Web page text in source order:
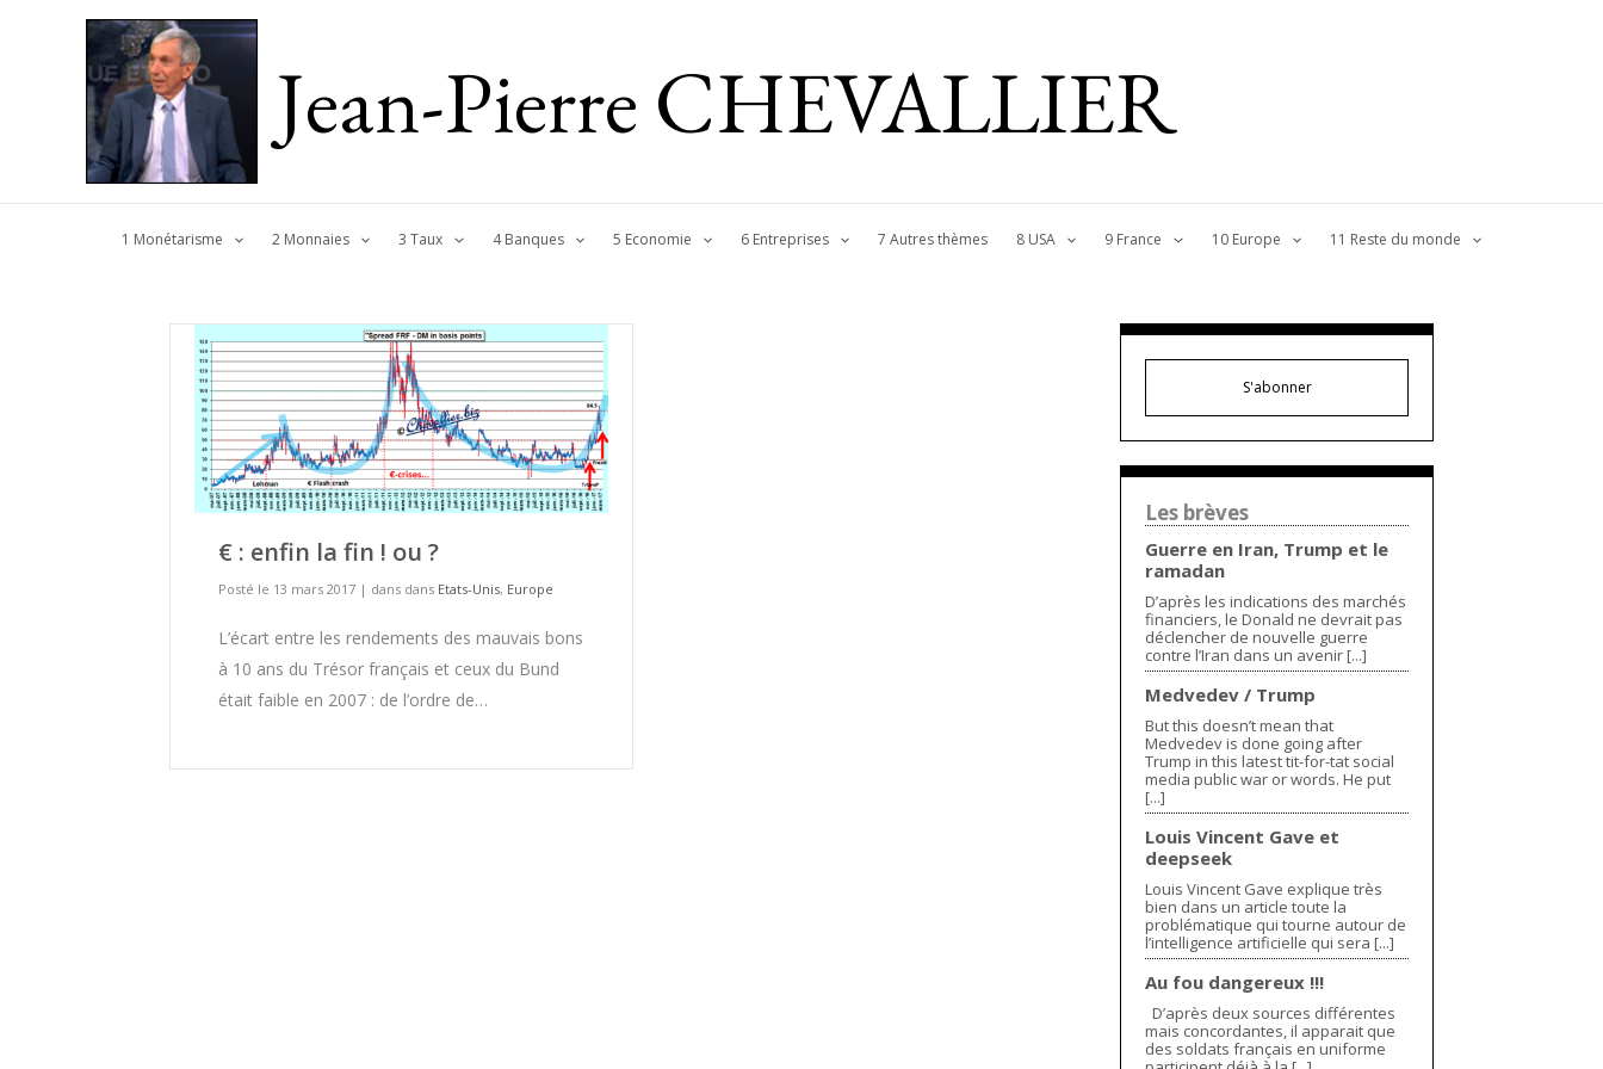
Jean-Pierre CHEVALLIER
1 Monétarisme 2 Monnaies 3 Taux 4 Banques 5 Economie 6 Entreprises 7 Autres thèmes 8 USA 9 France 10 Europe 11 Reste du monde
€ : enfin la fin ! ou ?
Posté le 13 mars 2017 | dans dans Etats-Unis, Europe
L’écart entre les rendements des mauvais bons
à 10 ans du Trésor français et ceux du Bund
était faible en 2007 : de l’ordre de…
S'abonner
Les brèves
Guerre en Iran, Trump et le
ramadan
D’après les indications des marchés
financiers, le Donald ne devrait pas
déclencher de nouvelle guerre
contre l’Iran dans un avenir [...]
Medvedev / Trump
But this doesn’t mean that
Medvedev is done going after
Trump in this latest tit-for-tat social
media public war or words. He put
[...]
Louis Vincent Gave et
deepseek
Louis Vincent Gave explique très
bien dans un article toute la
problématique qui tourne autour de
l’intelligence artificielle qui sera [...]
Au fou dangereux !!!
D’après deux sources différentes
mais concordantes, il apparait que
des soldats français en uniforme